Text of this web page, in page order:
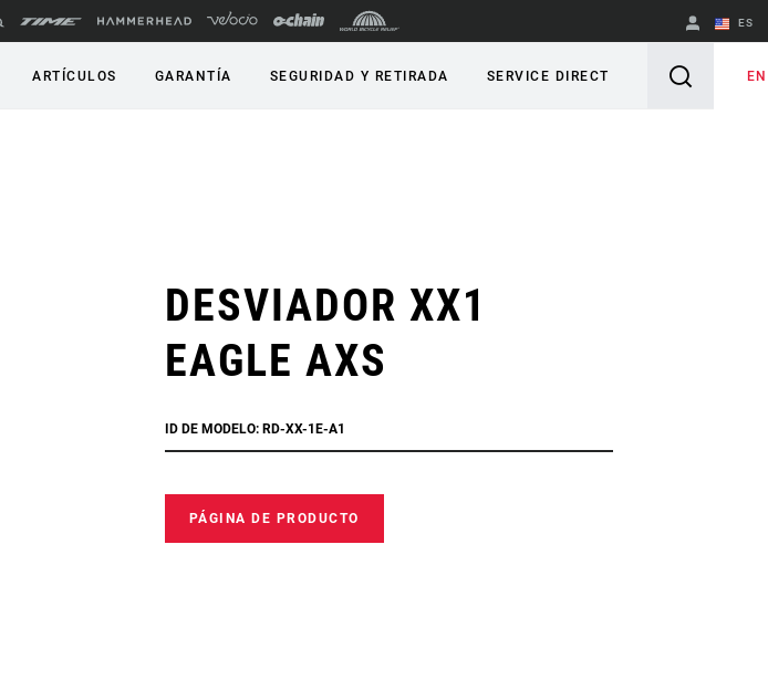
ES
English
ARTÍCULOS GARANTÍA SEGURIDAD Y RETIRADA SERVICE DIRECT
DESVIADOR XX1
EAGLE AXS
ID DE MODELO: RD-XX-1E-A1
PÁGINA DE PRODUCTO